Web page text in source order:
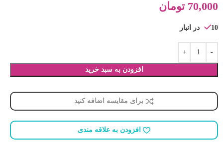
70,000 تومان
10 در انبار
افزودن به سبد خرید
برای مقایسه اضافه کنید
افزودن به علاقه مندی